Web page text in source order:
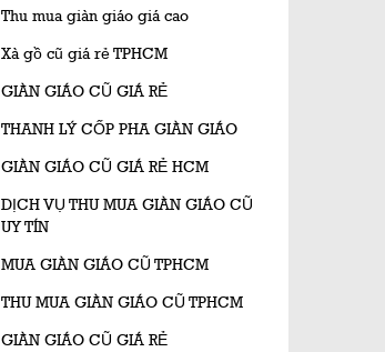
Thu mua giàn giáo giá cao
Xà gồ cũ giá rẻ TPHCM
GIÀN GIÁO CŨ GIÁ RẺ
THANH LÝ CỐP PHA GIÀN GIÁO
GIÀN GIÁO CŨ GIÁ RẺ HCM
DỊCH VỤ THU MUA GIÀN GIÁO CŨ
UY TÍN
MUA GIÀN GIÁO CŨ TPHCM
THU MUA GIÀN GIÁO CŨ TPHCM
GIÀN GIÁO CŨ GIÁ RẺ